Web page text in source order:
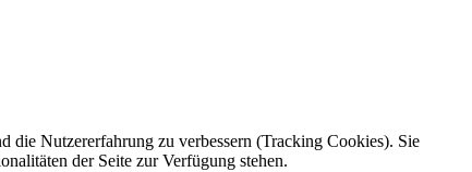
die Nutzererfahrung zu verbessern (Tracking Cookies). Sie
der Seite zur Verfügung stehen.